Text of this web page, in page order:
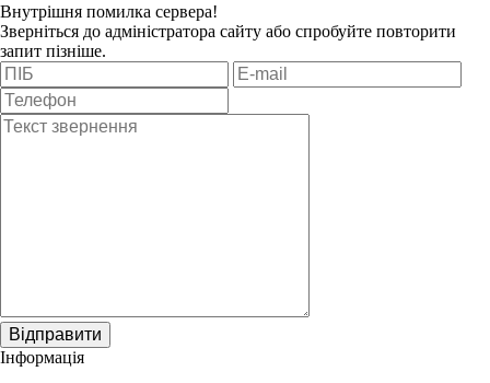
Внутрішня помилка сервера!
Зверніться до адміністратора сайту або спробуйте повторити
запит пізніше.
Відправити
Інформація